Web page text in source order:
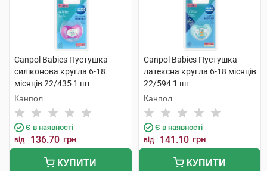
Canpol Babies Пустушка
силіконова кругла 6-18
місяців 22/435 1 шт
Канпол
Є в наявності
від 136.70 грн
КУПИТИ
Canpol Babies Пустушка
латексна кругла 6-18 місяців
22/594 1 шт
Канпол
Є в наявності
від 141.10 грн
КУПИТИ